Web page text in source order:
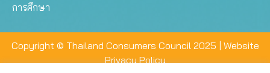
การศึกษา
Copyright © Thailand Consumers Council 2025 | Website
Privacy Policy